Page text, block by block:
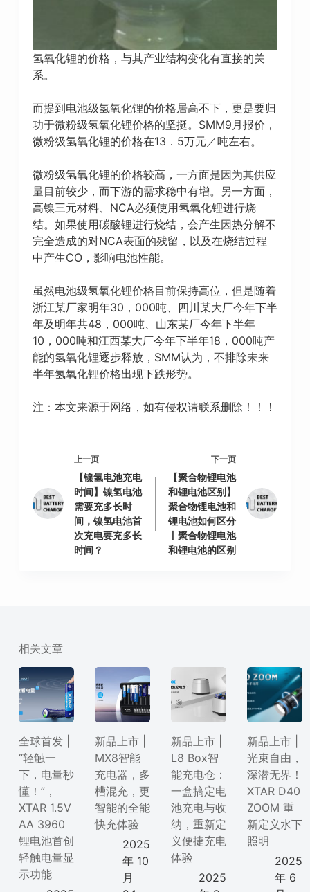
氢氧化锂的价格，与其产业结构变化有直接的关
系。
而提到电池级氢氧化锂的价格居高不下，更是要归
功于微粉级氢氧化锂价格的坚挺。SMM9月报价，
微粉级氢氧化锂的价格在13．5万元／吨左右。
微粉级氢氧化锂的价格较高，一方面是因为其供应
量目前较少，而下游的需求稳中有增。另一方面，
高镍三元材料、NCA必须使用氢氧化锂进行烧
结。如果使用碳酸锂进行烧结，会产生因热分解不
完全造成的对NCA表面的残留，以及在烧结过程
中产生CO，影响电池性能。
虽然电池级氢氧化锂价格目前保持高位，但是随着
浙江某厂家明年30，000吨、四川某大厂今年下半
年及明年共48，000吨、山东某厂今年下半年
10，000吨和江西某大厂今年下半年18，000吨产
能的氢氧化锂逐步释放，SMM认为，不排除未来
半年氢氧化锂价格出现下跌形势。
注：本文来源于网络，如有侵权请联系删除！！！
上一页
【镍氢电池充电
时间】镍氢电池
需要充多长时
间，镍氢电池首
次充电要充多长
时间？
下一页
【聚合物锂电池
和锂电池区别】
聚合物锂电池和
锂电池如何区分
丨聚合物锂电池
和锂电池的区别
相关文章
全球首发 |
“轻触一
下，电量秒
懂！”，
XTAR 1.5V
AA 3960
锂电池首创
轻触电量显
示功能
新品上市 |
MX8智能
充电器，多
槽混充，更
智能的全能
快充体验
2025
年 10
月
新品上市 |
L8 Box智
能充电仓：
一盒搞定电
池充电与收
纳，重新定
义便捷充电
体验
2025
新品上市 |
光束自由，
深潜无界！
XTAR D40
ZOOM 重
新定义水下
照明
2025
年 6